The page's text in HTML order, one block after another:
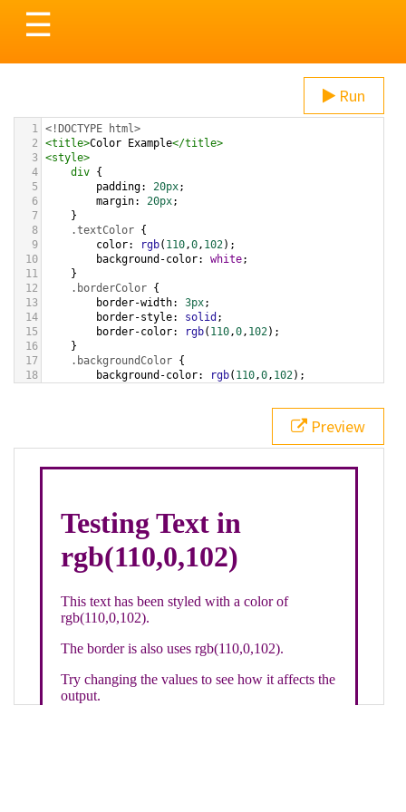
Toggle
navigation
☰
Run
1 <!DOCTYPE html>
2
<title>Color Example</title>
3 <style>
4
div {
5
padding: 20px;
6
margin: 20px;
7
}
8
.textColor {
9
color: rgb( 110,0, 102);
10
background-color: white;
11
}
12
.borderColor {
13
border-width: 3px;
14
border-style: solid ;
15
border-color: rgb( 110,0, 102);
16
}
17
.backgroundColor {
18
background-color: rgb( 110,0, 102);
bottom ,
white, rgb(110,0,102));
div class="textColor borderColor"
< h1>Testing Text in rgb(110,0,102)
Preview